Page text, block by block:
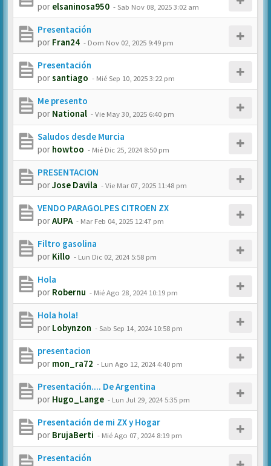
por elsaninosa950 -Sab Nov 08, 2025 3:02 am
Presentación
por Fran24 - Dom Nov 02, 2025 9:49 pm
Presentación
porsantiago - Mié Sep 10, 2025 3:22 pm
Me presento
por National -Vie May 30, 2025 6:40 pm
Saludos desde Murcia
por howtoo - Mié Dic 25, 2024 8:50 pm
PRESENTACION
porJose Davila -Vie Mar 07, 2025 11:48 pm
VENDO PARAGOLPES CITROEN ZX
porAUPA - Mar Feb 04, 2025 12:47 pm
Filtro gasolina
por Killo - Lun Dic 02, 2024 5:58 pm
Hola
por Robernu - Mié Ago 28, 2024 10:19 pm
Hola hola!
por Lobynzon -Sab Sep 14, 2024 10:58 pm
presentacion
por mon_ra72 - Lun Ago 12, 2024 4:40 pm
Presentación.... De Argentina
por Hugo_Lange - Lun Jul 29, 2024 5:35 pm
Presentación de mi ZX y Hogar
por BrujaBerti - Mié Ago 07, 2024 8:19 pm
Presentación